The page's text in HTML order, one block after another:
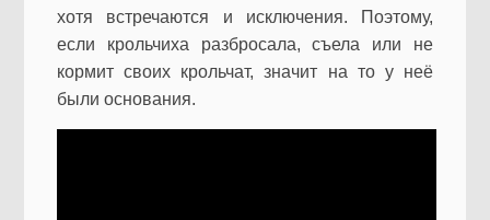
хотя встречаются и исключения. Поэтому,
если крольчиха разбросала, съела или не
кормит своих крольчат, значит на то у неё
были основания.